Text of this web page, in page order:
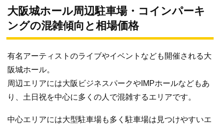
大阪城ホール周辺駐車場・コインパーキ
ングの混雑傾向と相場価格
有名アーティストのライブやイベントなども開催される大
阪城ホール。
周辺エリアには大阪ビジネスパークやIMPホールなどもあ
り、土日祝を中心に多くの人で混雑するエリアです。
中心エリアには大型駐車場も多く駐車場は見つけやすいエ